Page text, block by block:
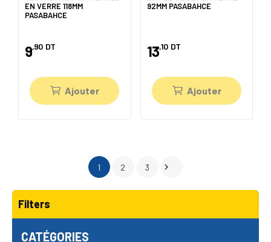
Filters
CATÉGORIES
EN VERRE 118MM
PASABAHCE
9,90 DT
Ajouter
92MM PASABAHCE
13,10 DT
Ajouter
1 2 3 